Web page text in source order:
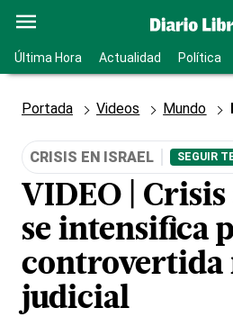
Última Hora Actualidad Política
Portada Videos Mundo
CRISIS EN ISRAEL SEGUIR
VIDEO |
se intensifica
controvertida
judicial